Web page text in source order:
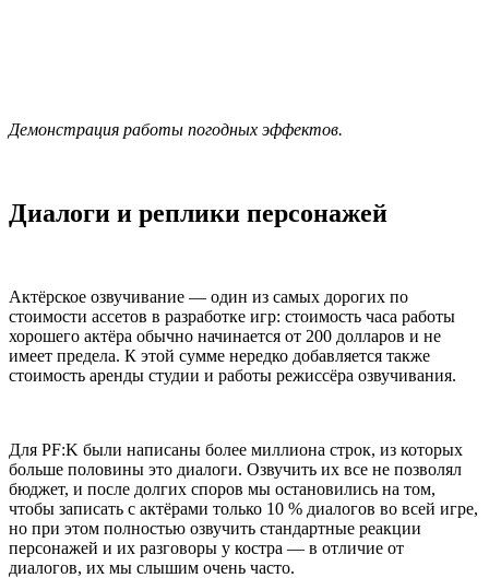
Демонстрация работы погодных эффектов.
Диалоги и реплики персонажей
Актёрское озвучивание — один из самых дорогих по
стоимости ассетов в разработке игр: стоимость часа работы
хорошего актёра обычно начинается от 200 долларов и не
имеет предела. К этой сумме нередко добавляется также
стоимость аренды студии и работы режиссёра озвучивания.
Для PF:K были написаны более миллиона строк, из которых
больше половины это диалоги. Озвучить их все не позволял
бюджет, и после долгих споров мы остановились на том,
чтобы записать с актёрами только 10 % диалогов во всей игре,
но при этом полностью озвучить стандартные реакции
персонажей и их разговоры у костра — в отличие от
диалогов, их мы слышим очень часто.